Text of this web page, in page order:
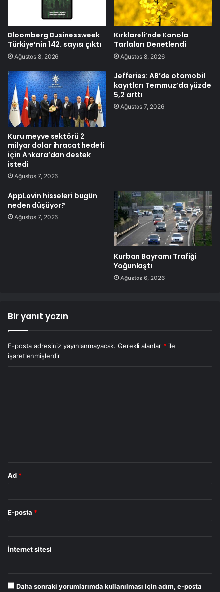
Bloomberg Businessweek
Türkiye’nin 142. sayısı çıktı
Ağustos 8, 2026
Kırklareli’nde Kanola
Tarlaları Denetlendi
Ağustos 8, 2026
Kuru meyve sektörü 2
milyar dolar ihracat hedefi
için Ankara’dan destek
istedi
Ağustos 7, 2026
Jefferies: AB’de otomobil
kayıtları Temmuz’da yüzde
5,2 arttı
Ağustos 7, 2026
AppLovin hisseleri bugün
neden düşüyor?
Ağustos 7, 2026
Kurban Bayramı Trafiği
Yoğunlaştı
Ağustos 6, 2026
Bir yanıt yazın
E-posta adresiniz yayınlanmayacak. Gerekli alanlar * ile
işaretlenmişlerdir
Ad *
E-posta *
İnternet sitesi
Daha sonraki yorumlarımda kullanılması için adım, e-posta